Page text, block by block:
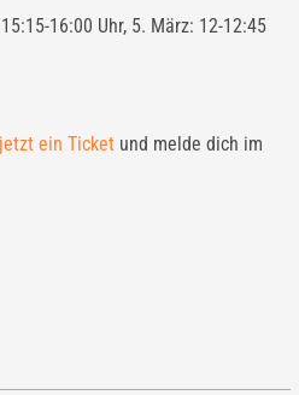
16:00 Uhr, 5. März: 12-12:45
ein Ticketund melde dich im